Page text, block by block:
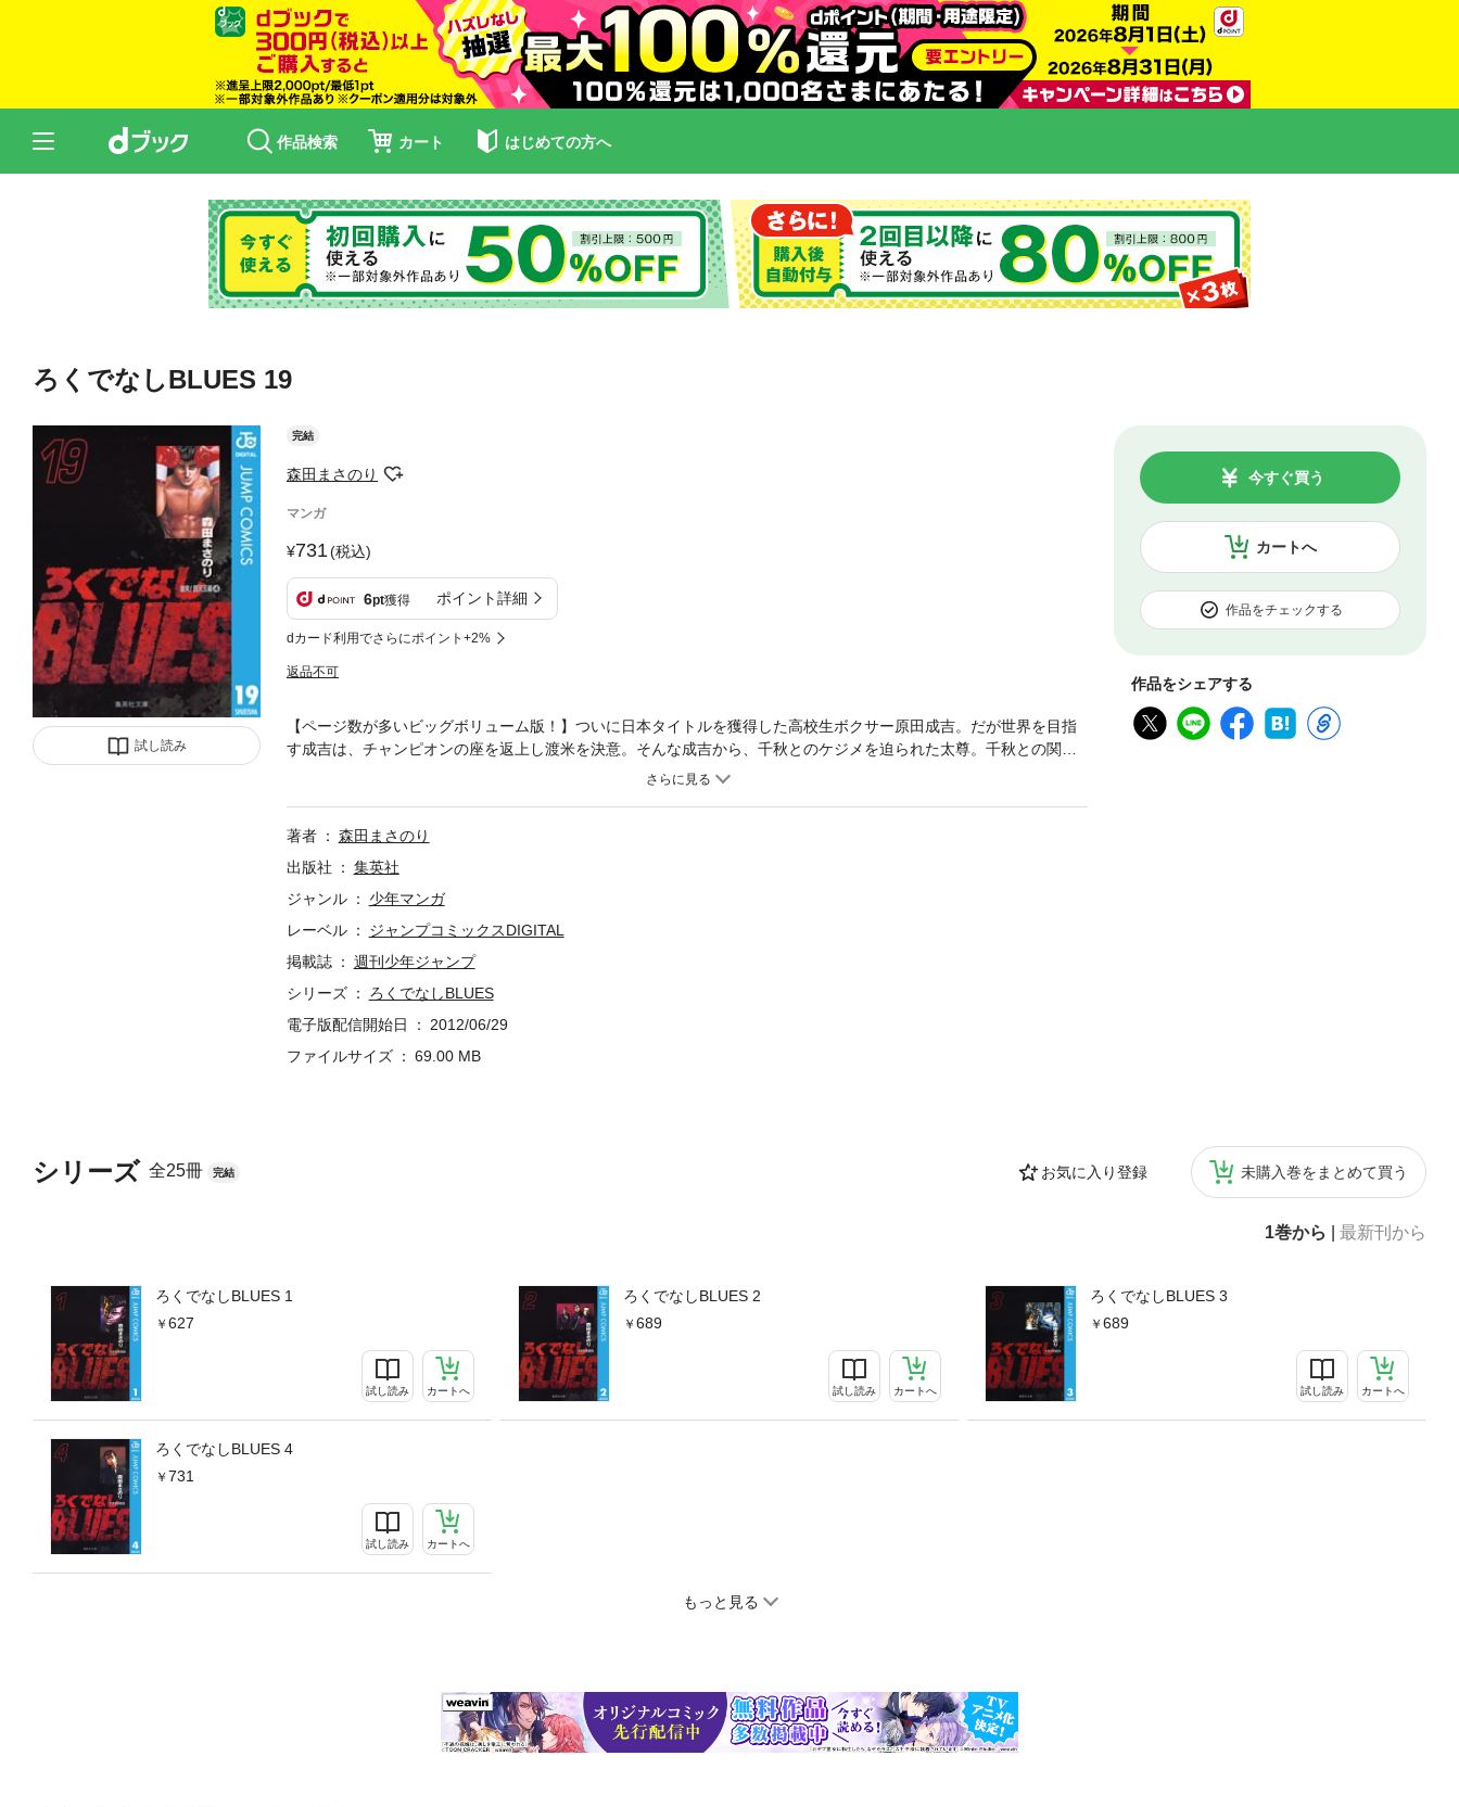
作品検索 カート はじめての方へ
ろくでなしBLUES 19
試し読み
完結
森田まさのり
マンガ
731(税込)
6pt獲得 ポイント詳細
dカード利用でさらにポイント+2%
返品不可
カートへ
今すぐ買う
作品をチェックする
作品をシェアする
シリーズ 全25冊 完結 お気に入り登録 未購入巻をまとめて買う
1巻から 最新刊から
ろくでなしBLUES 1
627
試し読み カートへ
ろくでなしBLUES 2
689
試し読み カートへ
ろくでなしBLUES 3
689
試し読み カートへ
ろくでなしBLUES 4
731
試し読み カートへ
もっと見る
【ページ数が多いビッグボリューム版！】ついに日本タイトルを獲得した高校生ボクサー原田成吉。だが世界を目指
す成吉は、チャンピオンの座を返上し渡米を決意。そんな成吉から、千秋とのケジメを迫られた太尊。千秋との関
係、そして成吉との勝負に決着をつけるべく、太尊は最大のライバル相手に、リングへ上がる！！
著者
森田まさのり
出版社
集英社
ジャンル
少年マンガ
レーベル
ジャンプコミックスDIGITAL
掲載誌
週刊少年ジャンプ
シリーズ
ろくでなしBLUES
電子版配信開始日
2012/06/29
ファイルサイズ
69.00 MB